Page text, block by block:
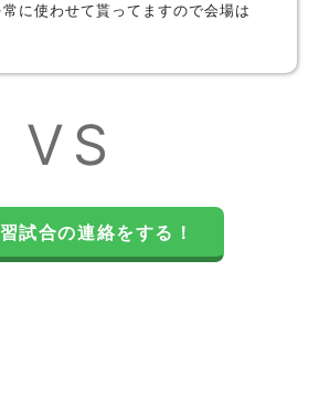
常に使わせて貰ってますので会場は
VS
試合の連絡をする！